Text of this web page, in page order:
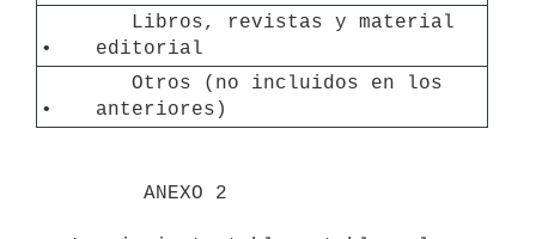
•
editorial
•
anteriores)
       ANEXO 2